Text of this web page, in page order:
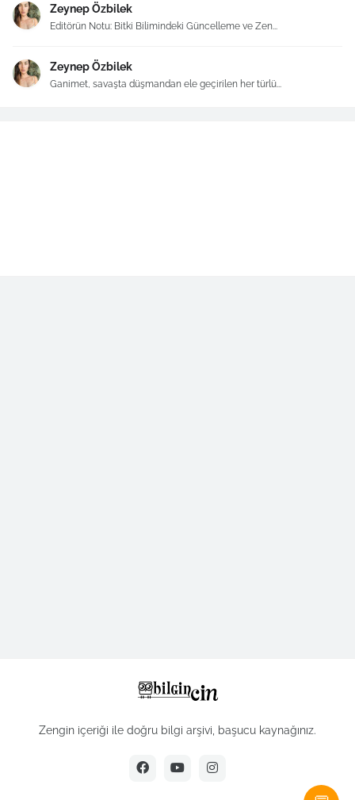
Zeynep Özbilek
Editörün Notu: Bitki Bilimindeki Güncelleme ve Zen...
Zeynep Özbilek
Ganimet, savaşta düşmandan ele geçirilen her türlü...
Zengin içeriği ile doğru bilgi arşivi, başucu kaynağınız.